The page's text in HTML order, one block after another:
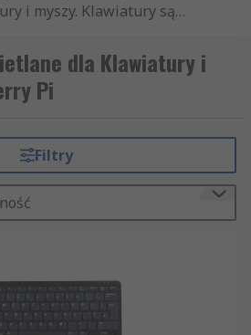
i myszy. Klawiatury są
w tym Wielkiej Brytanii,
i hiszpański.dla Klawiatury i
Pi
Filtry